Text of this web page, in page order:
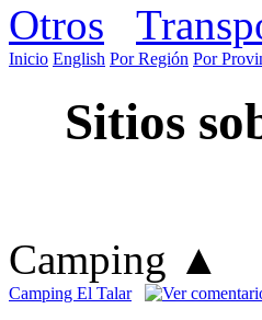
Otros
Inicio English Por Región Por
Sitios
Camping ▲
Camping El Talar